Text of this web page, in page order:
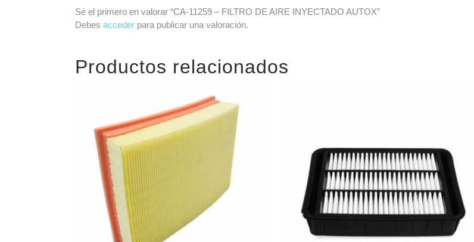
Sé el primero en valorar “CA-11259 – FILTRO DE AIRE INYECTADO AUTOX”
Debes acceder para publicar una valoración.
Productos relacionados